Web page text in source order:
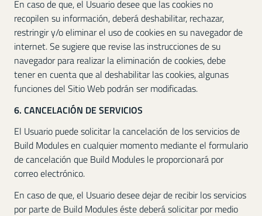
En caso de que, el Usuario desee que las cookies no
recopilen su información, deberá deshabilitar, rechazar,
restringir y/o eliminar el uso de cookies en su navegador de
internet. Se sugiere que revise las instrucciones de su
navegador para realizar la eliminación de cookies, debe
tener en cuenta que al deshabilitar las cookies, algunas
funciones del Sitio Web podrán ser modificadas.
6. CANCELACIÓN DE SERVICIOS
El Usuario puede solicitar la cancelación de los servicios de
Build Modules en cualquier momento mediante el formulario
de cancelación que Build Modules le proporcionará por
correo electrónico.
En caso de que, el Usuario desee dejar de recibir los servicios
por parte de Build Modules éste deberá solicitar por medio